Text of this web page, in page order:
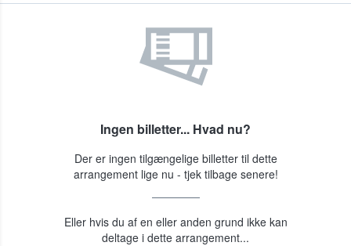
Ingen billetter... Hvad nu?
Der er ingen tilgængelige billetter til dette
arrangement lige nu - tjek tilbage senere!
Eller hvis du af en eller anden grund ikke kan
deltage i dette arrangement...